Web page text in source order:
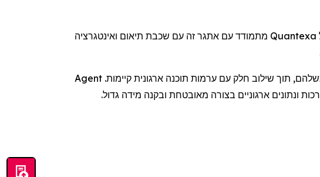
בנייה וניהול של מערכות סוכנים יכולות להיות מורכבות ומסוכנות כאשר הנתונים חסרי אמון. שער הסוכן החדש של Quantexa מתמודד עם אתגר זה עם שכבת תיאום ואינטגרציה
תוך שילוב חלק עם ערמות תוכנה ארגונית קיימות.
Agent
ונתונים ארגוניים בצורה מאובטחת ובקנה מידה גדול.